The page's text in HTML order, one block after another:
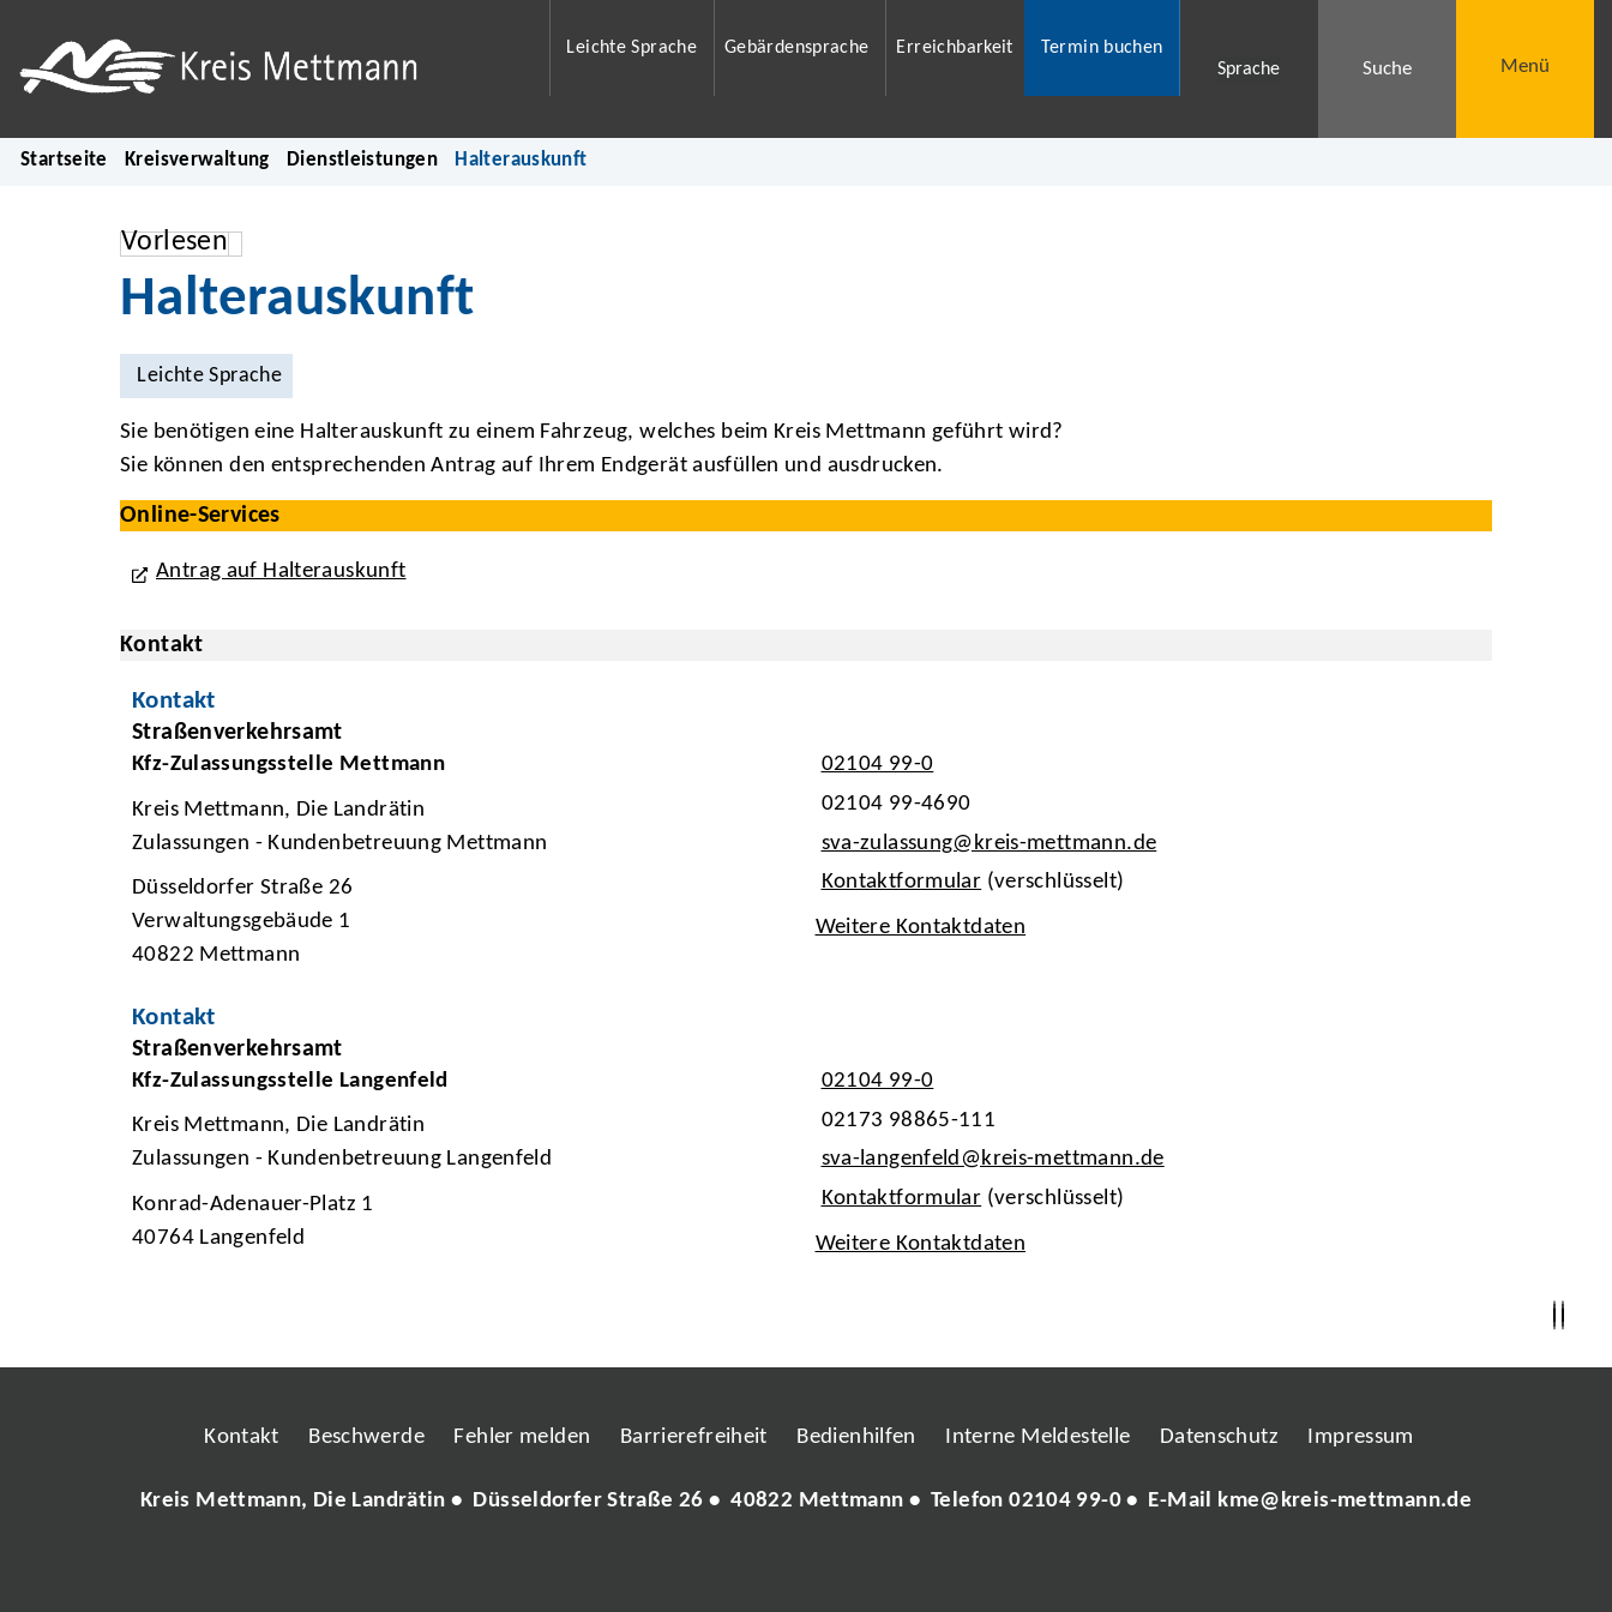
Leichte Sprache Gebärdensprache Erreichbarkeit
Termin buchen
Sprache
Suche Menü
Startseite Kreisverwaltung Dienstleistungen Halterauskunft
Vorlesen
Halterauskunft
Leichte Sprache
Sie benötigen eine Halterauskunft zu einem Fahrzeug, welches beim Kreis Mettmann geführt wird?
Sie können den entsprechenden Antrag auf Ihrem Endgerät ausfüllen und ausdrucken.
Online-Services
Antrag auf Halterauskunft
Kontakt
Kontakt
Straßenverkehrsamt
Kfz-Zulassungsstelle Mettmann
Kreis Mettmann, Die Landrätin
Zulassungen - Kundenbetreuung Mettmann
Düsseldorfer Straße 26
Verwaltungsgebäude 1
40822 Mettmann
02104 99-0
02104 99-4690
sva-zulassung@kreis-mettmann.de
Kontaktformular (verschlüsselt)
Weitere Kontaktdaten
Kontakt
Straßenverkehrsamt
Kfz-Zulassungsstelle Langenfeld
Kreis Mettmann, Die Landrätin
Zulassungen - Kundenbetreuung Langenfeld
Konrad-Adenauer-Platz 1
40764 Langenfeld
02104 99-0
02173 98865-111
sva-langenfeld@kreis-mettmann.de
Kontaktformular (verschlüsselt)
Weitere Kontaktdaten
Kontakt Beschwerde Fehler melden Barrierefreiheit Bedienhilfen Interne Meldestelle Datenschutz Impressum
Kreis Mettmann, Die Landrätin • Düsseldorfer Straße 26 • 40822 Mettmann • Telefon02104 99-0• E-Mail kme@kreis-mettmann.de